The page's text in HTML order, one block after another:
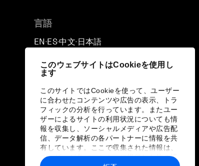
このウェブサイトはCookieを使用し
ます
このサイトではCookieを使って、ユーザー
に合わせたコンテンツや広告の表示、トラ
フィックの分析を行っています。またユー
ザーによるサイトの利用状況についても情
報を収集し、ソーシャルメディアや広告配
信、データ解析の各パートナーに情報を共
有しています。ここで収集された情報は、
ユーザーが各パートナーに提供した他の情
言語
EN ▪ ES▪中文▪ 日本語